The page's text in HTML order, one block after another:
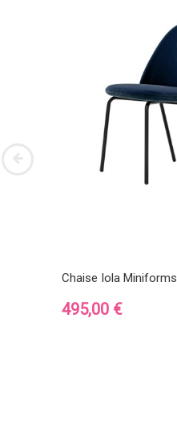
Chaise Iola Miniforms
Prix
495,00 €